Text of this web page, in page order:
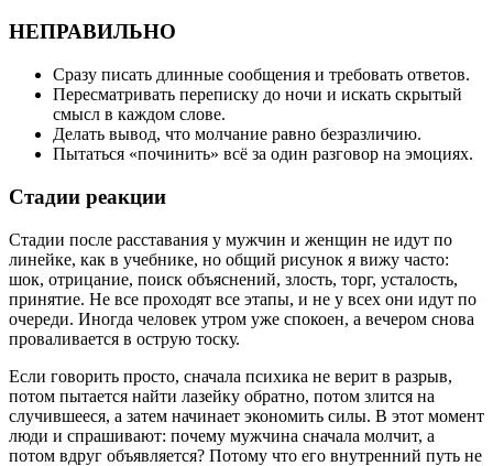
НЕПРАВИЛЬНО
Сразу писать длинные сообщения и требовать ответов.
Пересматривать переписку до ночи и искать скрытый
смысл в каждом слове.
Делать вывод, что молчание равно безразличию.
Пытаться «починить» всё за один разговор на эмоциях.
Стадии реакции
Стадии после расставания у мужчин и женщин не идут по
линейке, как в учебнике, но общий рисунок я вижу часто:
шок, отрицание, поиск объяснений, злость, торг, усталость,
принятие. Не все проходят все этапы, и не у всех они идут по
очереди. Иногда человек утром уже спокоен, а вечером снова
проваливается в острую тоску.
Если говорить просто, сначала психика не верит в разрыв,
потом пытается найти лазейку обратно, потом злится на
случившееся, а затем начинает экономить силы. В этот момент
люди и спрашивают: почему мужчина сначала молчит, а
потом вдруг объявляется? Потому что его внутренний путь не